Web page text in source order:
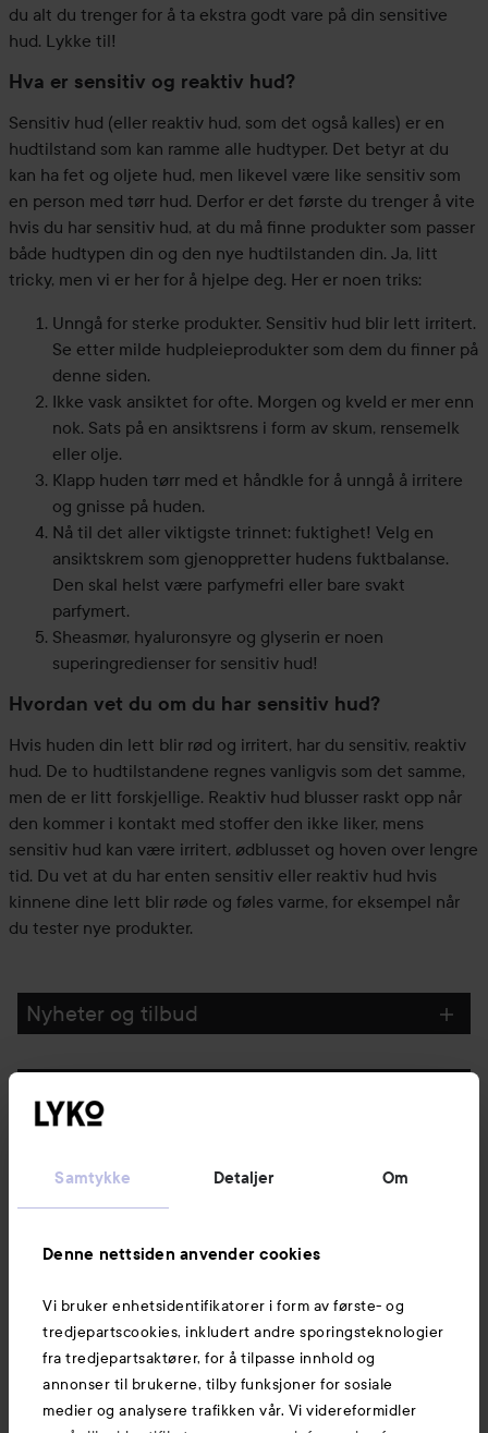
Samtykke Detaljer Om
Denne nettsiden anvender cookies
Vi bruker enhetsidentifikatorer i form av første- og
tredjepartscookies, inkludert andre sporingsteknologier
fra tredjepartsaktører, for å tilpasse innhold og
annonser til brukerne, tilby funksjoner for sosiale
medier og analysere trafikken vår. Vi videreformidler
du alt du trenger for å ta ekstra godt vare på din sensitive
hud. Lykke til!
Hva er sensitiv og reaktiv hud?
Sensitiv hud (eller reaktiv hud, som det også kalles) er en
hudtilstand som kan ramme alle hudtyper. Det betyr at du
kan ha fet og oljete hud, men likevel være like sensitiv som
en person med tørr hud. Derfor er det første du trenger å vite
hvis du har sensitiv hud, at du må finne produkter som passer
både hudtypen din og den nye hudtilstanden din. Ja, litt
tricky, men vi er her for å hjelpe deg. Her er noen triks:
Unngå for sterke produkter. Sensitiv hud blir lett irritert.
Se etter milde hudpleieprodukter som dem du finner på
denne siden.
Ikke vask ansiktet for ofte. Morgen og kveld er mer enn
nok. Sats på en ansiktsrens i form av skum, rensemelk
eller olje.
Klapp huden tørr med et håndkle for å unngå å irritere
og gnisse på huden.
Nå til det aller viktigste trinnet: fuktighet! Velg en
ansiktskrem som gjenoppretter hudens fuktbalanse.
Den skal helst være parfymefri eller bare svakt
parfymert.
Sheasmør, hyaluronsyre og glyserin er noen
superingredienser for sensitiv hud!
Hvordan vet du om du har sensitiv hud?
Hvis huden din lett blir rød og irritert, har du sensitiv, reaktiv
hud. De to hudtilstandene regnes vanligvis som det samme,
men de er litt forskjellige. Reaktiv hud blusser raskt opp når
den kommer i kontakt med stoffer den ikke liker, mens
sensitiv hud kan være irritert, ødblusset og hoven over lengre
tid. Du vet at du har enten sensitiv eller reaktiv hud hvis
kinnene dine lett blir røde og føles varme, for eksempel når
du tester nye produkter.
Nyheter og tilbud
Kundeservice
Informasjon
Også av interesse